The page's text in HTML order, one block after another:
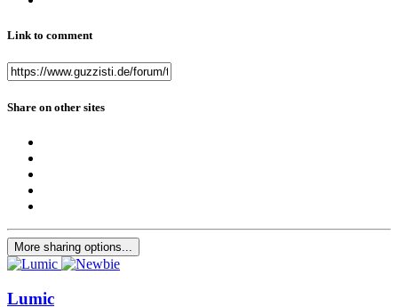
Link to comment
Share on other sites
More sharing options...
Lumic